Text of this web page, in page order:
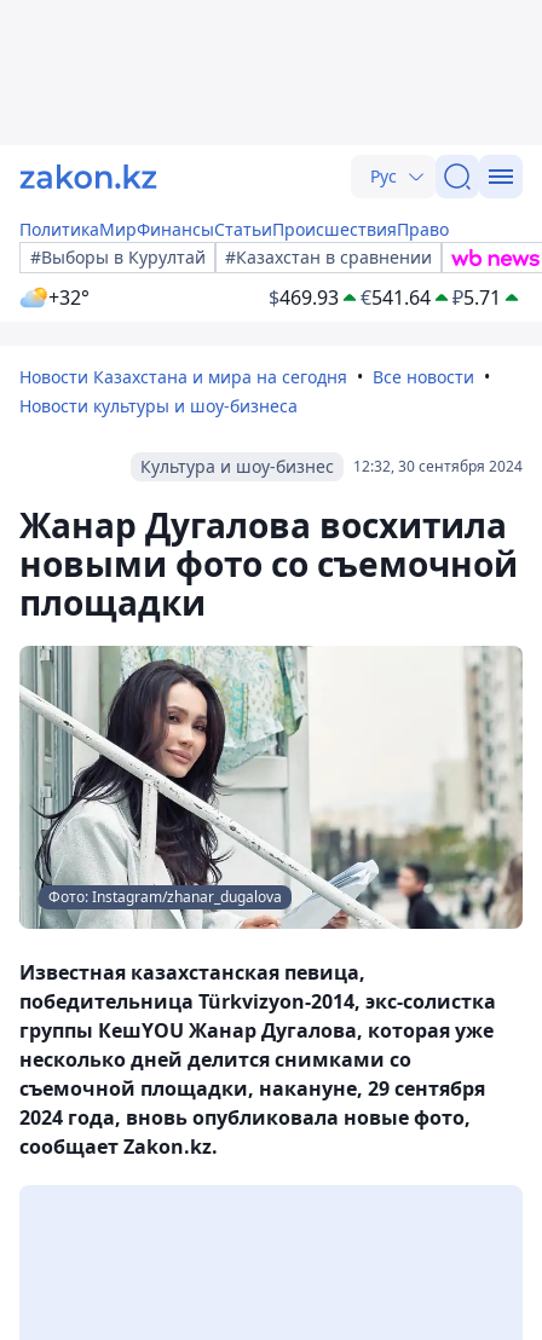
Рус
ПолитикаМирФинансыСтатьиПроисшествияПраво
#Выборы в Курултай
#Казахстан в сравнении
+32° $469.93 €541.64 ₽5.71
Новости Казахстана и мира на сегодня
Все новости
Новости культуры и шоу-бизнеса
12:32, 30 сентября 2024
Культура и шоу-бизнес
Жанар Дугалова восхитила
новыми фото со съемочной
площадки
Фото: Instagram/zhanar_dugalova
Известная казахстанская певица,
победительница Türkvizyon-2014, экс-солистка
группы КешYOU Жанар Дугалова, которая уже
несколько дней делится снимками со
съемочной площадки, накануне, 29 сентября
2024 года, вновь опубликовала новые фото,
сообщает Zakon.kz.